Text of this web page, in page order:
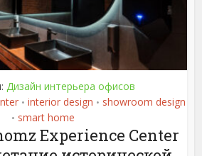
Дизайн интерьера офисов
• interior design • showroom design
• smart home
Experience Center